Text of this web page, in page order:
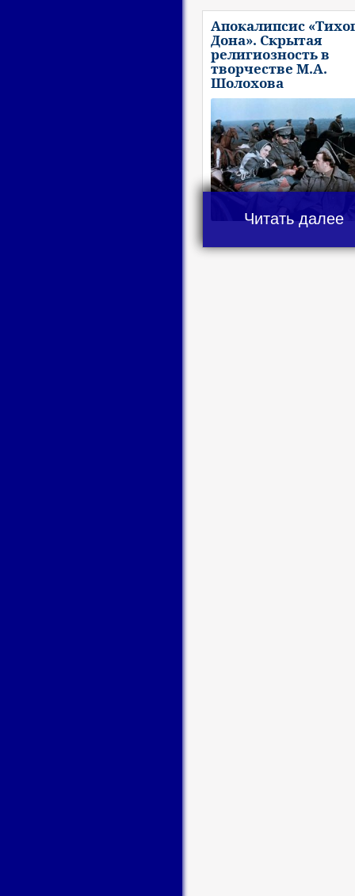
Апокалипсис
Дона». Скрытая
религиозность в
творчестве М.А.
Шолохова
Читать далее